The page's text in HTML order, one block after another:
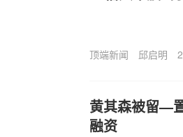
顶端新闻 邱启明
黄其森被留—
融资